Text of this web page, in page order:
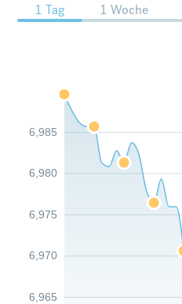
1 Tag 1 Woche
6,965
6,970
6,975
6,980
6,985